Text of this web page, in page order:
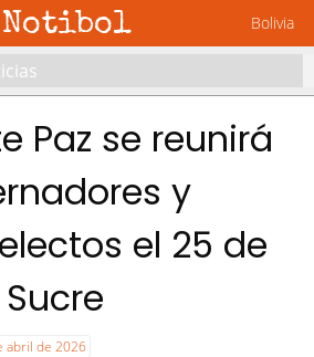
Notibol Bolivia
Paz se reunirá
y
el 25 de
abril de 2026